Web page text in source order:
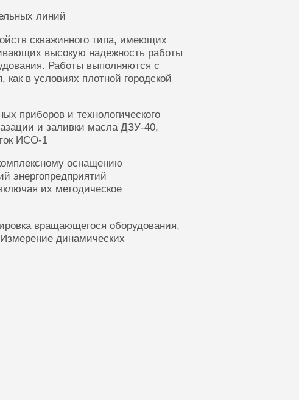
линий
скважинного типа, имеющих
высокую надежность работы
Работы выполняются с
в условиях плотной городской
приборов и технологического
и заливки масла ДЗУ-40,
ИСО-1
оснащению
энергопредприятий
их методическое
вращающегося оборудования,
динамических